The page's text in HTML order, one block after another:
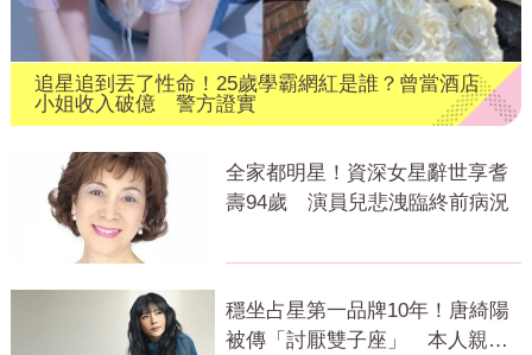
追星追到丟了性命！25歲學霸網紅是誰？曾當酒店
小姐收入破億 警方證實
全家都明星！資深女星辭世享耆
壽94歲 演員兒悲洩臨終前病況
穩坐占星第一品牌10年！唐綺陽
被傳「討厭雙子座」 本人親揭